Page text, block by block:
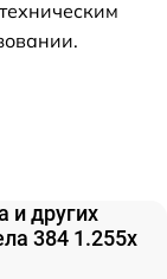
и других
384 1.255x